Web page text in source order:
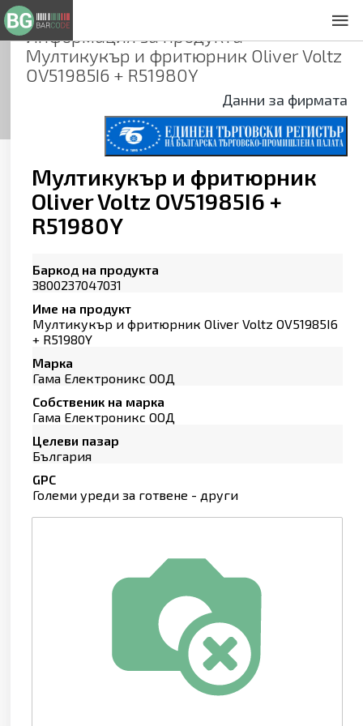
Информация за продукта
Мултикукър и фритюрник Oliver Voltz
OV51985I6 + R51980Y
Данни за фирмата
Мултикукър и фритюрник
Oliver Voltz OV51985I6 +
R51980Y
Баркод на продукта
3800237047031
Име на продукт
Мултикукър и фритюрник Oliver Voltz OV51985I6
+ R51980Y
Марка
Гама Електроникс ООД
Собственик на марка
Гама Електроникс ООД
Целеви пазар
България
GPC
Големи уреди за готвене - други
Общи условия
Декларация за проверителност
Заснемане на продукти
Контакти